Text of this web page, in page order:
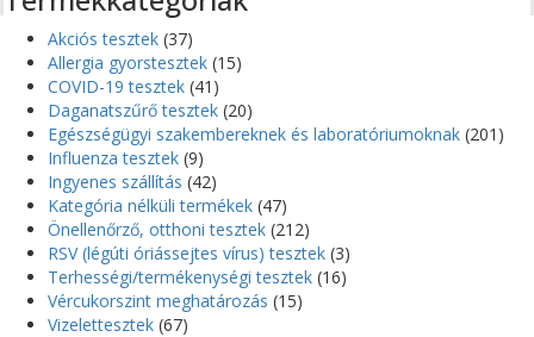
Akciós tesztek (37)
Allergia gyorstesztek (15)
COVID-19 tesztek (41)
Daganatszűrő tesztek (20)
Egészségügyi szakembereknek és laboratóriumoknak (201)
Influenza tesztek (9)
Ingyenes szállítás (42)
Kategória nélküli termékek (47)
Önellenőrző, otthoni tesztek (212)
RSV (légúti óriássejtes vírus) tesztek (3)
Terhességi/termékenységi tesztek (16)
Vércukorszint meghatározás (15)
Vizelettesztek (67)